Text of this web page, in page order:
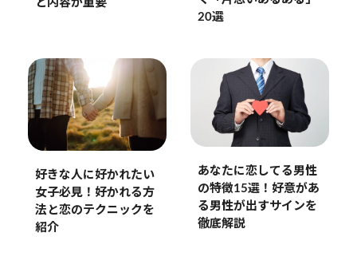
と内容が重要
20選
好きな人に好かれたい
女子必見！好かれる方
法と恋のテクニックを
紹介
あなたに恋してる男性
の特徴15選！好意があ
る男性が出すサインを
徹底解説